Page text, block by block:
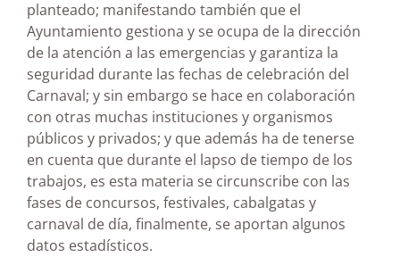
planteado; manifestando también que el
Ayuntamiento gestiona y se ocupa de la dirección
de la atención a las emergencias y garantiza la
seguridad durante las fechas de celebración del
Carnaval; y sin embargo se hace en colaboración
con otras muchas instituciones y organismos
públicos y privados; y que además ha de tenerse
en cuenta que durante el lapso de tiempo de los
trabajos, es esta materia se circunscribe con las
fases de concursos, festivales, cabalgatas y
carnaval de día, finalmente, se aportan algunos
datos estadísticos.